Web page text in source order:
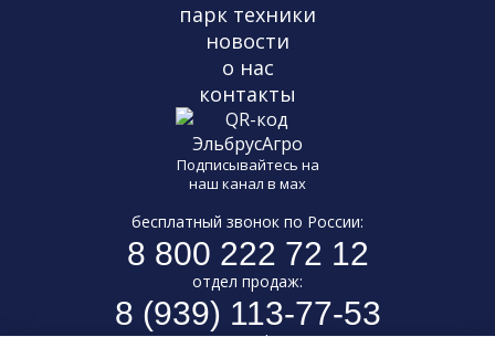
парк техники
новости
о нас
контакты
Подписывайтесь на
наш канал в мах
бесплатный звонок по России:
8 800 222 72 12
отдел продаж:
8 (939) 113-77-53